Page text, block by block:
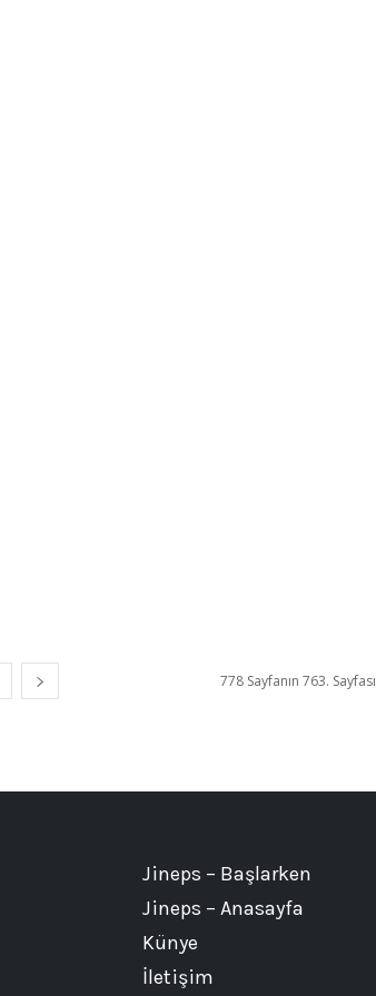
778 Sayfanın 763. Sayfası
Jineps – Başlarken
Jineps – Anasayfa
Künye
İletişim